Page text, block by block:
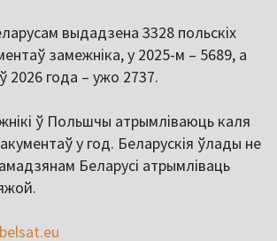
выдадзена 3328 польскіх
замежніка, у 2025-м – 5689, а
2026 года – ужо 2737.
ў Польшчы атрымліваюць каля
у год. Беларускія ўлады не
Беларусі атрымліваць
belsat.eu